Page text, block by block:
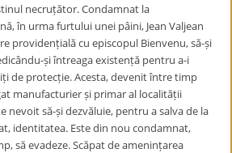
necruțător. Condamnat la
în urma furtului unei pâini, Jean Valjean
providențială cu episcopul Bienvenu, să-și
și întreaga existență pentru a-i
de protecție. Acesta, devenit între timp
manufacturier și primar al localității
nevoit să-și dezvăluie, pentru a salva de la
identitatea. Este din nou condamnat,
să evadeze. Scăpat de amenințarea